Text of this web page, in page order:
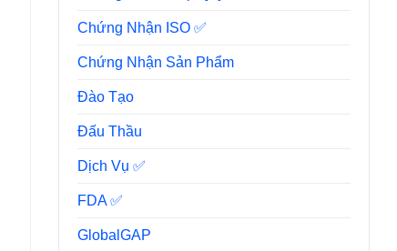
Chứng Nhận ISO ✅
Chứng Nhận Sản Phẩm
Đào Tạo
Đấu Thầu
Dịch Vụ ✅
FDA ✅
GlobalGAP